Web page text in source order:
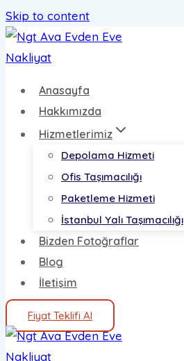
Skip to content
Anasayfa
Hakkımızda
Hizmetlerimiz
Depolama Hizmeti
Ofis Taşımacılığı
Paketleme Hizmeti
İstanbul Yalı Taşımacılığı
Bizden Fotoğraflar
Blog
İletişim
Fiyat Teklifi Al